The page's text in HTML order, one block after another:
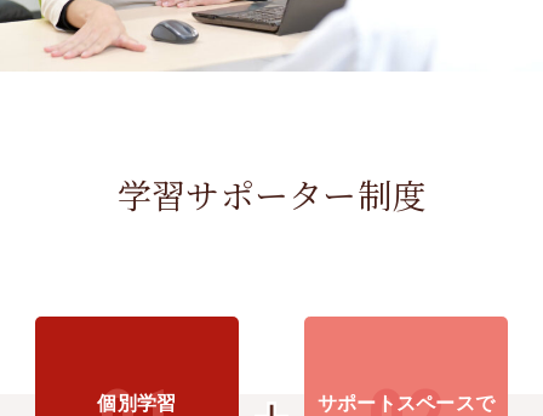
教員紹介
教授
講師学習サポーター制度
個別学習
サポートスペースで